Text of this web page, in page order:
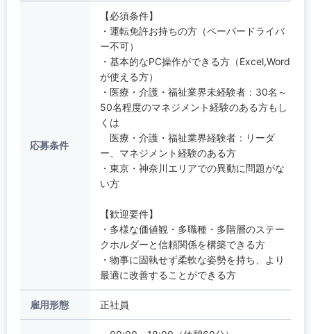
応募条件
【必須条件】
・運転免許お持ちの方（ペーパードライバ
ー不可）
・基本的なPC操作ができる方（Excel,Word
が使える方）
・医療・介護・福祉業界未経験者：30名～
50名程度のマネジメント経験のある方もし
くは
医療・介護・福祉業界経験者：リーダ
ー、マネジメント経験のある方
・東京・神奈川エリアでの異動に問題がな
い方
【歓迎要件】
・多様な価値観・多職種・多階層のステー
クホルダーと信頼関係を構築できる方
・物事に固執せず柔軟な姿勢を持ち、より
最適に改善することができる方
雇用形態 正社員